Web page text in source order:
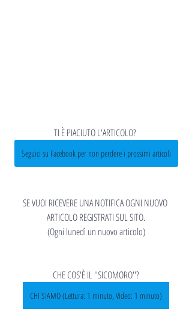
TI È PIACIUTO L'ARTICOLO?
Seguici su Facebook per non perdere i prossimi articoli
SE VUOI RICEVERE UNA NOTIFICA OGNI NUOVO
ARTICOLO REGISTRATI SUL SITO.
(Ogni lunedì un nuovo articolo)
CHE COS'È IL ''SICOMORO''?
CHI SIAMO (Lettura: 1 minuto, Video: 1 minuto)